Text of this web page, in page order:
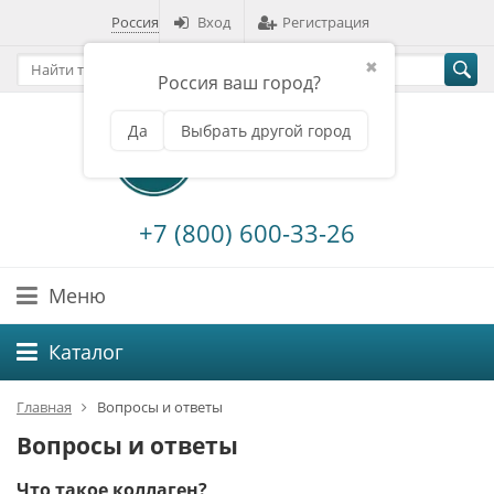
Россия
✖
Россия ваш город?
Да Выбрать другой город
Вход Регистрация
+7 (800) 600-33-26
Меню
Каталог
Главная Вопросы и ответы
Вопросы и ответы